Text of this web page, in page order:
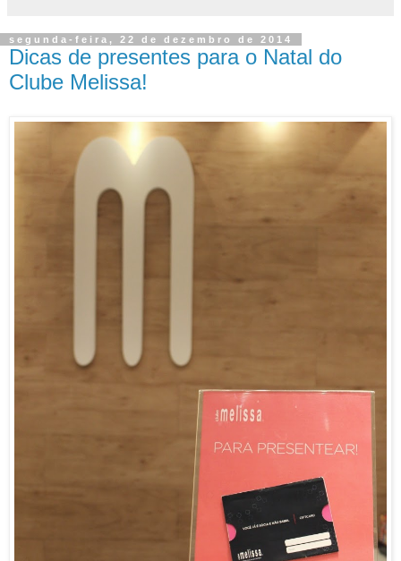
segunda-feira, 22 de dezembro de 2014
Dicas de presentes para o Natal do
Clube Melissa!